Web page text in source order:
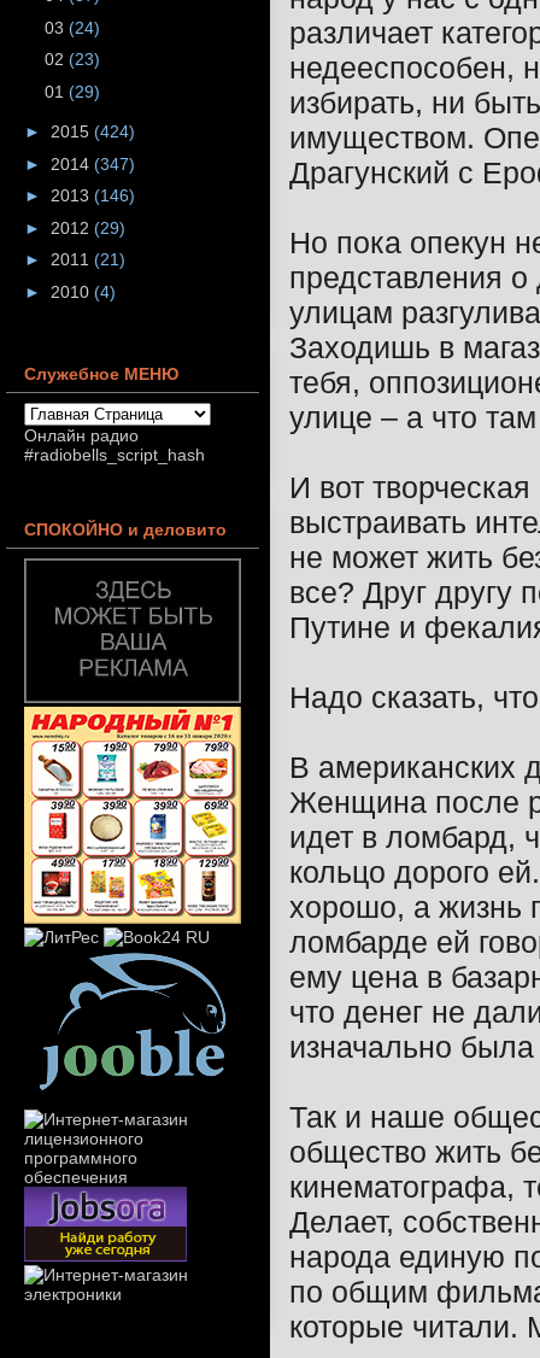
различает
недееспособен,
избирать, ни
имуществом.
Драгунский с
Но пока опекун
представления
улицам
Заходишь в
тебя,
улице – а что
И вот
выстраивать
не может жить
все? Друг другу
Путине и
Надо сказать,
В американских
Женщина после
идет в ломбард,
кольцо дорого
хорошо, а жизнь
ломбарде ей
ему цена в
что денег не
изначально
Так и наше
общество жить
кинематографа,
Делает,
народа единую
по общим
которые читали.
03 (24)
02 (23)
01 (29)
► 2015 (424)
► 2014 (347)
► 2013 (146)
► 2012 (29)
► 2011 (21)
► 2010 (4)
Служебное МЕНЮ
Онлайн радио
#radiobells_script_hash
СПОКОЙНО и деловито